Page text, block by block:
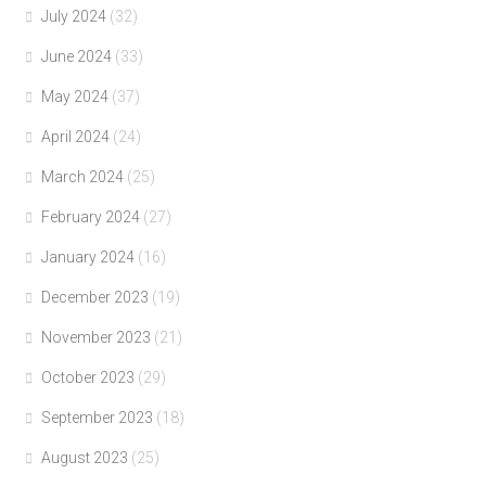
July 2024 (32)
June 2024 (33)
May 2024 (37)
April 2024 (24)
March 2024 (25)
February 2024 (27)
January 2024 (16)
December 2023 (19)
November 2023 (21)
October 2023 (29)
September 2023 (18)
August 2023 (25)